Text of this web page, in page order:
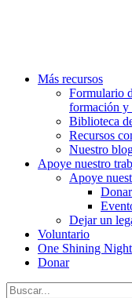
Más recursos
Formulario
formación y
Biblioteca
Recursos
Nuestro
Apoye nuestro
Apoye
Dejar un
Voluntario
One Shining Night
Donar
Buscar: